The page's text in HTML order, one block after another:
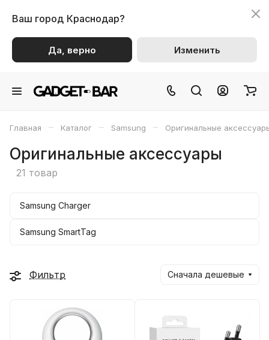
Ваш город Краснодар?
Да, верно Изменить
Главная – Каталог – Samsung – Оригинальные
Оригинальные аксессуары
21 товар
Samsung Charger
Samsung SmartTag
Фильтр Сначала дешевые